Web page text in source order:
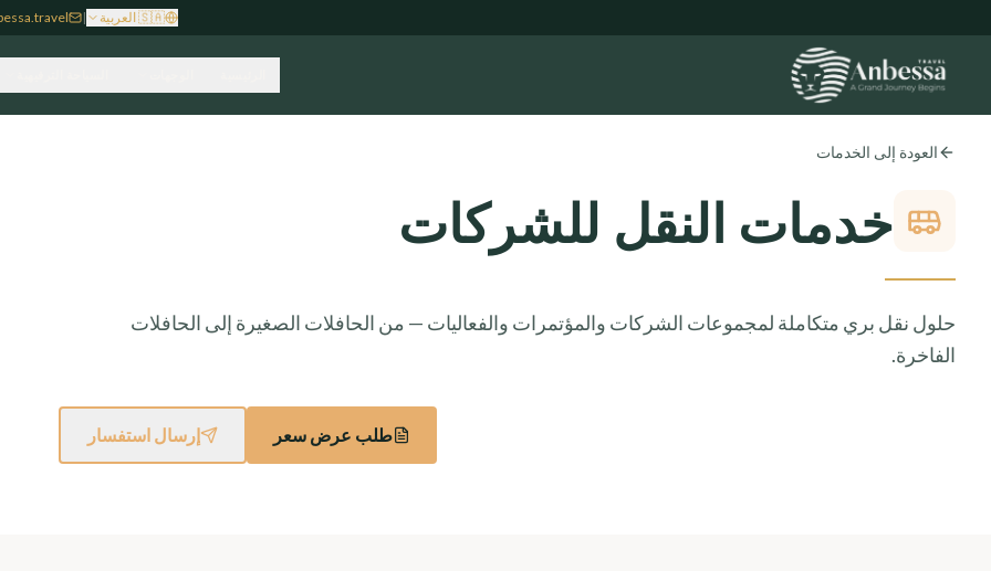
🇸🇦العربية |
العودة إلى الخدمات
خدمات النقل للشركات
حلول نقل بري متكاملة لمجموعات الشركات والمؤتمرات والفعاليات — من الحافلات الصغيرة إلى الحافلات
الفاخرة.
طلب عرض سعر إرسال استفسار